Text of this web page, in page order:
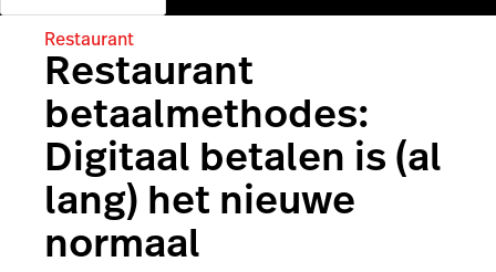
Restaurant
Restaurant
betaalmethodes:
Digitaal betalen is (al
lang) het nieuwe
normaal